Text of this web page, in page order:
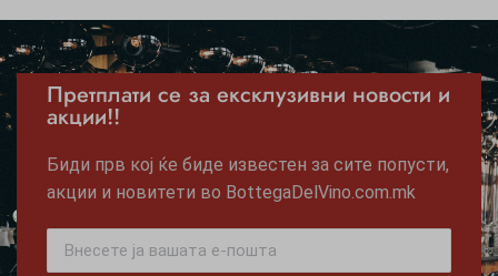
Претплати се за ексклузивни новости и
акции!!
Биди прв кој ќе биде известен за сите попусти,
акции и новитети во BottegaDelVino.com.mk